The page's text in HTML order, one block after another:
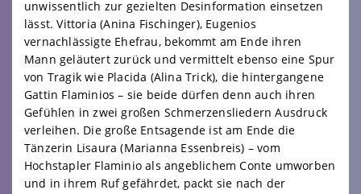
unwissentlich zur gezielten Desinformation einsetzen
lässt. Vittoria (Anina Fischinger), Eugenios
vernachlässigte Ehefrau, bekommt am Ende ihren
Mann geläutert zurück und vermittelt ebenso eine Spur
von Tragik wie Placida (Alina Trick), die hintergangene
Gattin Flaminios – sie beide dürfen denn auch ihren
Gefühlen in zwei großen Schmerzensliedern Ausdruck
verleihen. Die große Entsagende ist am Ende die
Tänzerin Lisaura (Marianna Essenbreis) – vom
Hochstapler Flaminio als angeblichem Conte umworben
und in ihrem Ruf gefährdet, packt sie nach der